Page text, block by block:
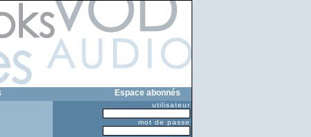
Espace abonnés
utilisateur
mot de passe